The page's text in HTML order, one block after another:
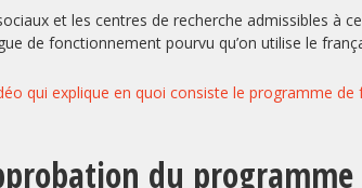
et les centres de recherche admissibles à
de fonctionnement pourvu qu’on utilise le
qui explique en quoi consiste le programme
du